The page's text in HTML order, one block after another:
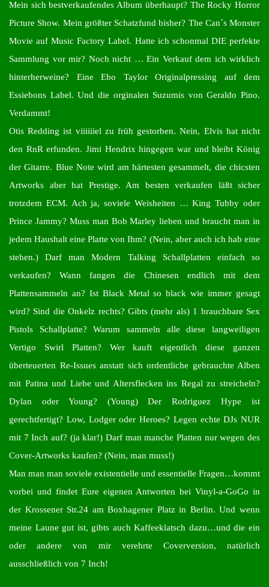
Mein sich bestverkaufendes Album überhaupt? The Rocky Horror
Picture Show. Mein größter Schatzfund bisher? The Can´s Monster
Movie auf Music Factory Label. Hatte ich schonmal DIE perfekte
Sammlung vor mir? Noch nicht … Ein Verkauf dem ich wirklich
hinterherweine? Eine Ebo Taylor Originalpressing auf dem
Essiebons Label. Und die orginalen Suzumis von Geraldo Pino.
Verdammt!
Otis Redding ist viiiiiiel zu früh gestorben. Nein, Elvis hat nicht
den RnR erfunden. Jimi Hendrix hingegen war und bleibt König
der Gitarre. Blue Note wird am härtesten gesammelt, die chicsten
Artworks aber hat Prestige. Am besten verkaufen läßt sicher
trotzdem ECM. Ach ja, soviele Weisheiten … King Tubby oder
Prince Jammy? Muss man Bob Marley lieben und braucht man in
jedem Haushalt eine Platte von Ihm? (Nein, aber auch ich hab eine
stehen.) Darf man Modern Talking Schallplatten einfach so
verkaufen? Wann fangen die Chinesen endlich mit dem
Plattensammeln an? Ist Black Metal so black wie immer gesagt
wird? Sind die Onkelz rechts? Gibts (mehr als) 1 brauchbare Sex
Pistols Schallplatte? Warum sammeln alle diese langweiligen
Vertigo Swirl Platten? Wer kauft eigentlich diese ganzen
überteuerten Re-Issues anstatt sich ordentliche gebrauchte Alben
mit Patina und Liebe und Altersflecken ins Regal zu streicheln?
Dylan oder Young? (Young) Der Rodriguez Hype ist
gerechtfertigt? Low, Lodger oder Heroes? Legen echte DJs NUR
mit 7 Inch auf? (ja klar!) Darf man manche Platten nur wegen des
Cover-Artworks kaufen? (Nein, man muss!)
Man man man soviele existentielle und essentielle Fragen…kommt
vorbei und findet Eure eigenen Antworten bei Vinyl-a-GoGo in
der Krossener Str.24 am Boxhagener Platz in Berlin. Und wenn
meine Laune gut ist, gibts auch Kaffeeklatsch dazu…und die ein
oder andere von mir verehrte Coverversion, natürlich
ausschließlich von 7 Inch!